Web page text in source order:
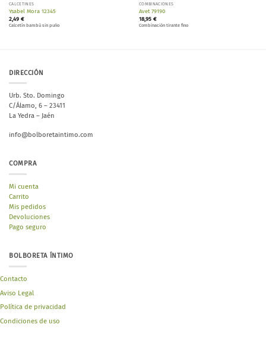
CALCETINES
Ysabel Mora 12345
2,49 €
Calcetín bambú sin puño
COMBINACIONES
Avet 79190
18,95 €
Combinación tirante fino
DIRECCIÓN
Urb. Sto. Domingo
C/Álamo, 6 – 23411
La Yedra – Jaén
info@bolboretaintimo.com
COMPRA
Mi cuenta
Carrito
Mis pedidos
Devoluciones
Pago seguro
BOLBORETA ÍNTIMO
Contacto
Aviso Legal
Política de privacidad
Condiciones de uso